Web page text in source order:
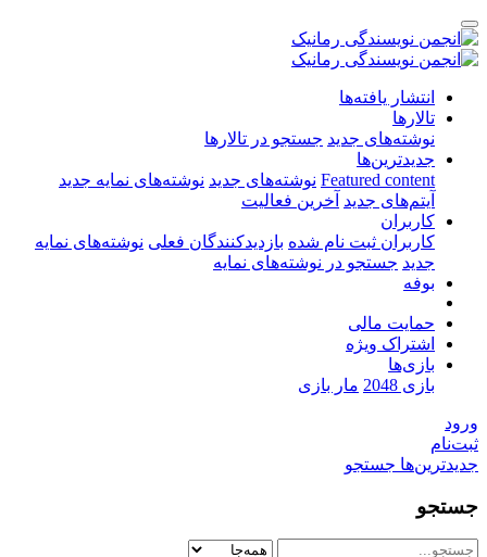
انتشار یافته‌ها
تالارها
نوشته‌های جدید جستجو در تالارها
جدیدترین‌ها
Featured content نوشته‌های جدید نوشته‌های نمایه جدید
آیتم‌های جدید آخرین فعالیت
کاربران
کاربران ثبت نام شده بازدیدکنندگان فعلی نوشته‌های نمایه
جدید جستجو در نوشته‌های نمایه
بوفه
حمایت مالی
اشتراک ویژه
بازی‌ها
بازی 2048
مار بازی
ورود
ثبت‌نام
جدیدترین‌ها جستجو
جستجو